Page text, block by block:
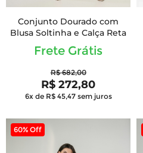
Conjunto Dourado com
Blusa Soltinha e Calça Reta
Frete Grátis
R$ 682,00
R$ 272,80
6x de R$ 45,47 sem juros
60% Off